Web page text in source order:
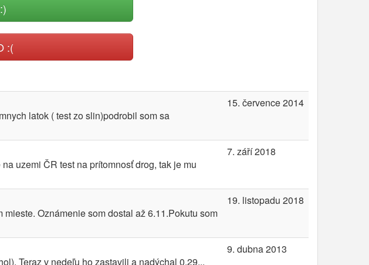
:(
latok ( test zo slin)podrobil som sa
15. července 2014
uzemi ČR test na prítomnosť drog, tak je mu
7. září 2018
Oznámenie som dostal až 6.11.Pokutu som
19. listopadu 2018
Teraz v nedeľu ho zastavili a nadýchal 0,29...
9. dubna 2013